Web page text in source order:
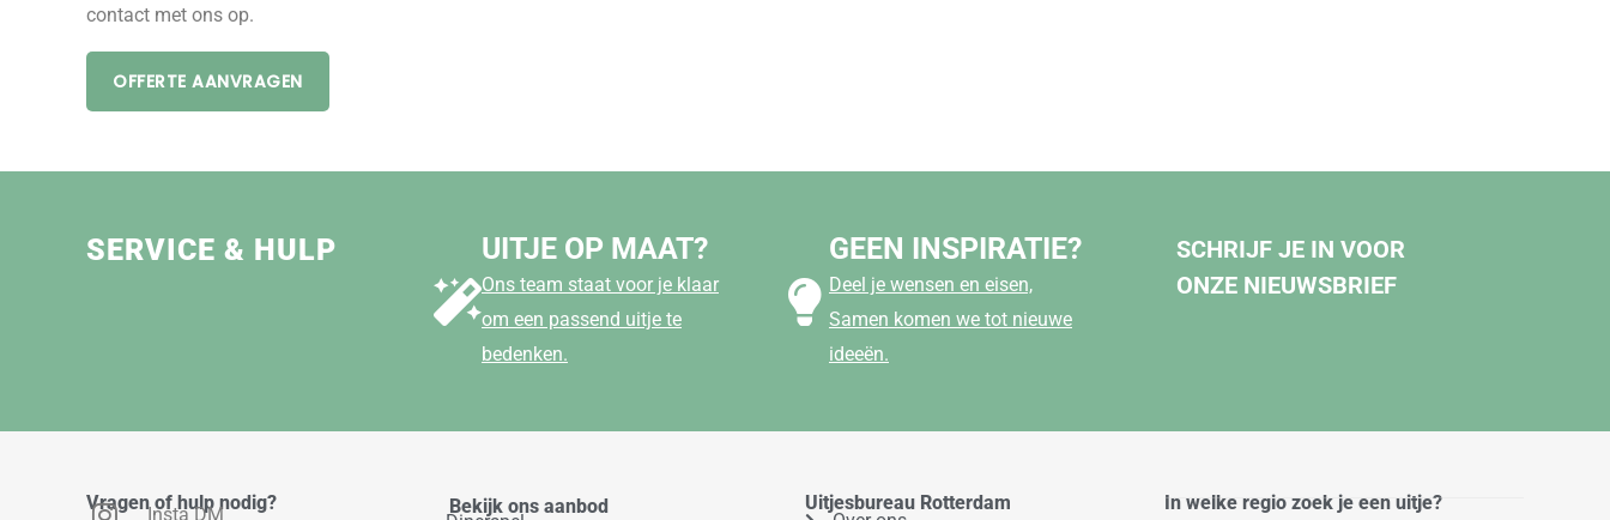
contact met ons op.
OFFERTE AANVRAGEN
SERVICE & HULP UITJE OP MAAT?
Ons team staat voor je klaar
om een passend uitje te
bedenken.
GEEN INSPIRATIE?
Deel je wensen en eisen,
Samen komen we tot nieuwe
ideeën.
SCHRIJF JE IN VOOR
ONZE NIEUWSBRIEF
Vragen of hulp nodig?
Insta DM Bekijk ons aanbod Uitjesbureau Rotterdam In welke regio zoek je een uitje?